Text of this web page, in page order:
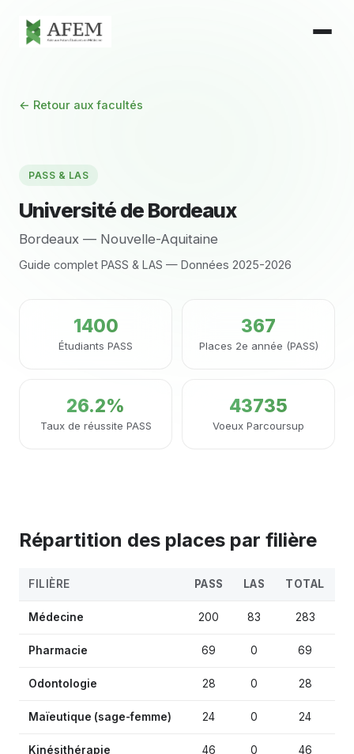
← Retour aux facultés
PASS & LAS
Université de Bordeaux
Bordeaux — Nouvelle-Aquitaine
Guide complet PASS & LAS — Données 2025-2026
1400
Étudiants PASS
367
Places 2e année (PASS)
26.2%
Taux de réussite PASS
43735
Voeux Parcoursup
Répartition des places par filière
FILIÈRE PASS LAS TOTAL
Médecine 200 83 283
Pharmacie 69 0 69
Odontologie 28 0 28
Maïeutique (sage-femme) 24 0 24
Kinésithérapie 46 0 46